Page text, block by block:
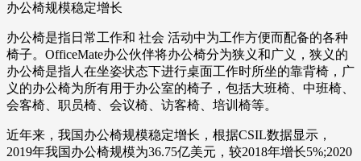
办公椅规模稳定增长
办公椅是指日常工作和 社会 活动中为工作方便而配备的各种
椅子。OfficeMate办公伙伴将办公椅分为狭义和广义，狭义的
办公椅是指人在坐姿状态下进行桌面工作时所坐的靠背椅，广
义的办公椅为所有用于办公室的椅子，包括大班椅、中班椅、
会客椅、职员椅、会议椅、访客椅、培训椅等。
近年来，我国办公椅规模稳定增长，根据CSIL数据显示，
2019年我国办公椅规模为36.75亿美元，较2018年增长5%;2020